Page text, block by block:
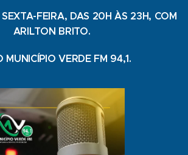
FEIRA, DAS 20H ÀS 23H, COM
ARILTON BRITO.
MUNICÍPIO VERDE FM 94,1.